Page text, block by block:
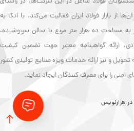
از بازار فولاد ایران فعالیت می‌کند. با اتکا به
به مساحت ده هزار متر مربع با سالن سرپوشیده،
ارائه گواهینامه معتبر جهت تضمین کیفیت
و نیز ارائه خدمات ویژه صنایع تولیدی کشور
را برای مصرف کنندگان ایجاد نماید.
هزارنویس